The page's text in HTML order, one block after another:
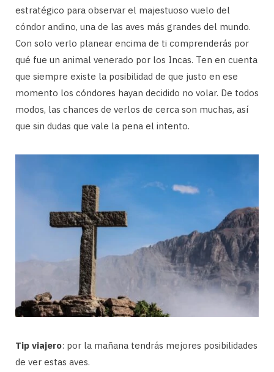
estratégico para observar el majestuoso vuelo del
cóndor andino, una de las aves más grandes del mundo.
Con solo verlo planear encima de ti comprenderás por
qué fue un animal venerado por los Incas. Ten en cuenta
que siempre existe la posibilidad de que justo en ese
momento los cóndores hayan decidido no volar. De todos
modos, las chances de verlos de cerca son muchas, así
que sin dudas que vale la pena el intento.
Tip viajero: por la mañana tendrás mejores posibilidades
de ver estas aves.